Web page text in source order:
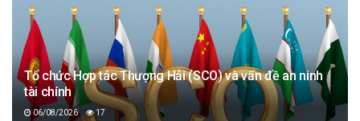
Tổ chức Hợp tác Thượng Hải (SCO) và vấn đề an ninh
tài chính
06/08/2026 17